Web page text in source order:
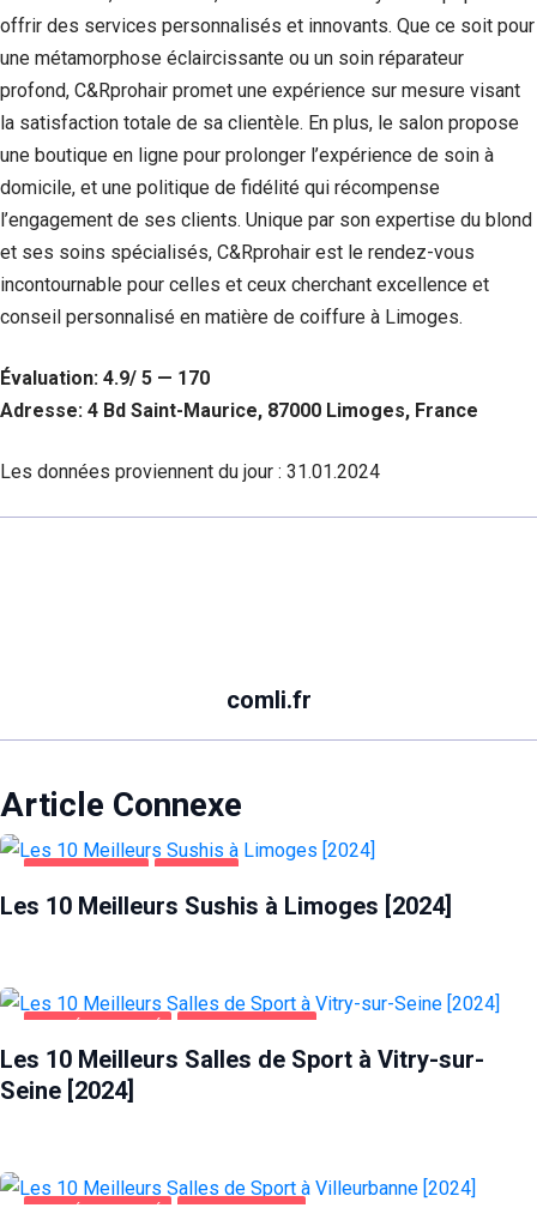
offrir des services personnalisés et innovants. Que ce soit pour
une métamorphose éclaircissante ou un soin réparateur
profond, C&Rprohair promet une expérience sur mesure visant
la satisfaction totale de sa clientèle. En plus, le salon propose
une boutique en ligne pour prolonger l’expérience de soin à
domicile, et une politique de fidélité qui récompense
l’engagement de ses clients. Unique par son expertise du blond
et ses soins spécialisés, C&Rprohair est le rendez-vous
incontournable pour celles et ceux cherchant excellence et
conseil personnalisé en matière de coiffure à Limoges.
Évaluation: 4.9/ 5 — 170
Adresse: 4 Bd Saint-Maurice, 87000 Limoges, France
Les données proviennent du jour : 31.01.2024
comli.fr
Article Connexe
Les 10 Meilleurs Sushis à Limoges [2024]
Les 10 Meilleurs Salles de Sport à Vitry-sur-
Seine [2024]